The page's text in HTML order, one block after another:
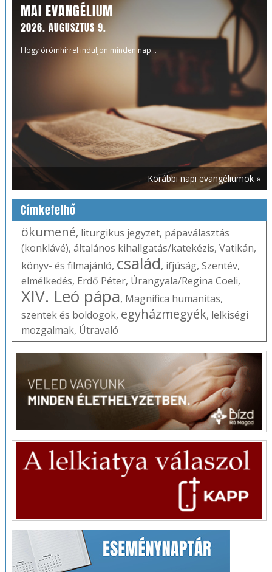
MAI EVANGÉLIUM
2026. AUGUSZTUS 9.
Hogy örömhírrel induljon minden nap...
Korábbi napi evangéliumok »
Címkefelhő
ökumené, liturgikus jegyzet, pápaválasztás
(konklávé), általános kihallgatás/katekézis, Vatikán,
könyv- és filmajánló, család, ifjúság, Szentév,
elmélkedés, Erdő Péter, Úrangyala/Regina Coeli,
XIV. Leó pápa, Magnifica humanitas,
szentek és boldogok, egyházmegyék, lelkiségi
mozgalmak, Útravaló